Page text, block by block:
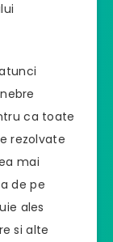
ca toate
rezolvate
mai
de pe
ales
si alte